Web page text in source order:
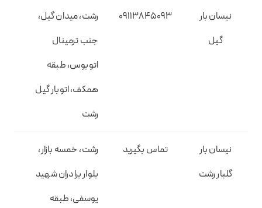
نیسان بار
گیل
09113845093
رشت، میدان گیل،
جنب ترمینال
اتوبوس، طبقه
همکف، اتوبار گیل
رشت
نیسان بار
گلبار رشت
تماس بگیرید
رشت، خمسه بازار،
بلوار برادران شهید
یوسفی، طبقه